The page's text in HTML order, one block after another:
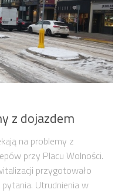
Osiedla
Św. Marcin, Ratajczaka, Al.
z dojazdem
na problemy z
przy Placu Wolności.
przygotowało
Utrudnienia w